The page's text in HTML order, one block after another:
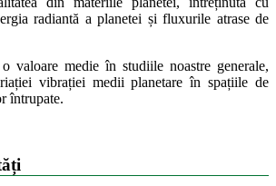
radiantă a planetei și fluxurile atrase de
valoare medie în studiile noastre generale,
vibrației medii planetare în spațiile de
întrupate.